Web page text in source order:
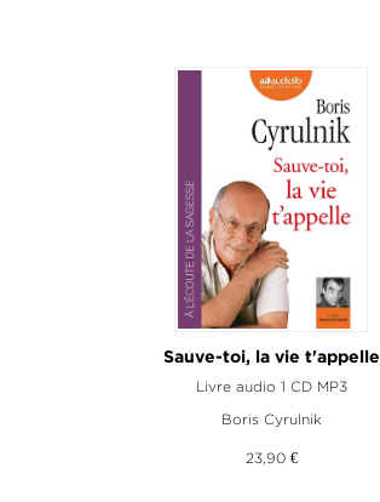
Sauve-toi, la vie t'appelle
Livre audio 1 CD MP3
Boris Cyrulnik
23,90 €